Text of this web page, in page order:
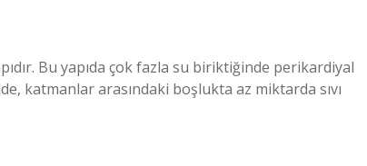
Bu yapıda çok fazla su biriktiğinde perikardiyal
katmanlar arasındaki boşlukta az miktarda sıvı